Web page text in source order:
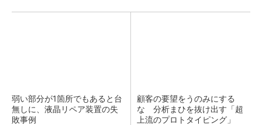
弱い部分が1箇所でもあると台
無しに、液晶リペア装置の失
敗事例
顧客の要望をうのみにする
な 分析まひを抜け出す「超
上流のプロトタイピング」